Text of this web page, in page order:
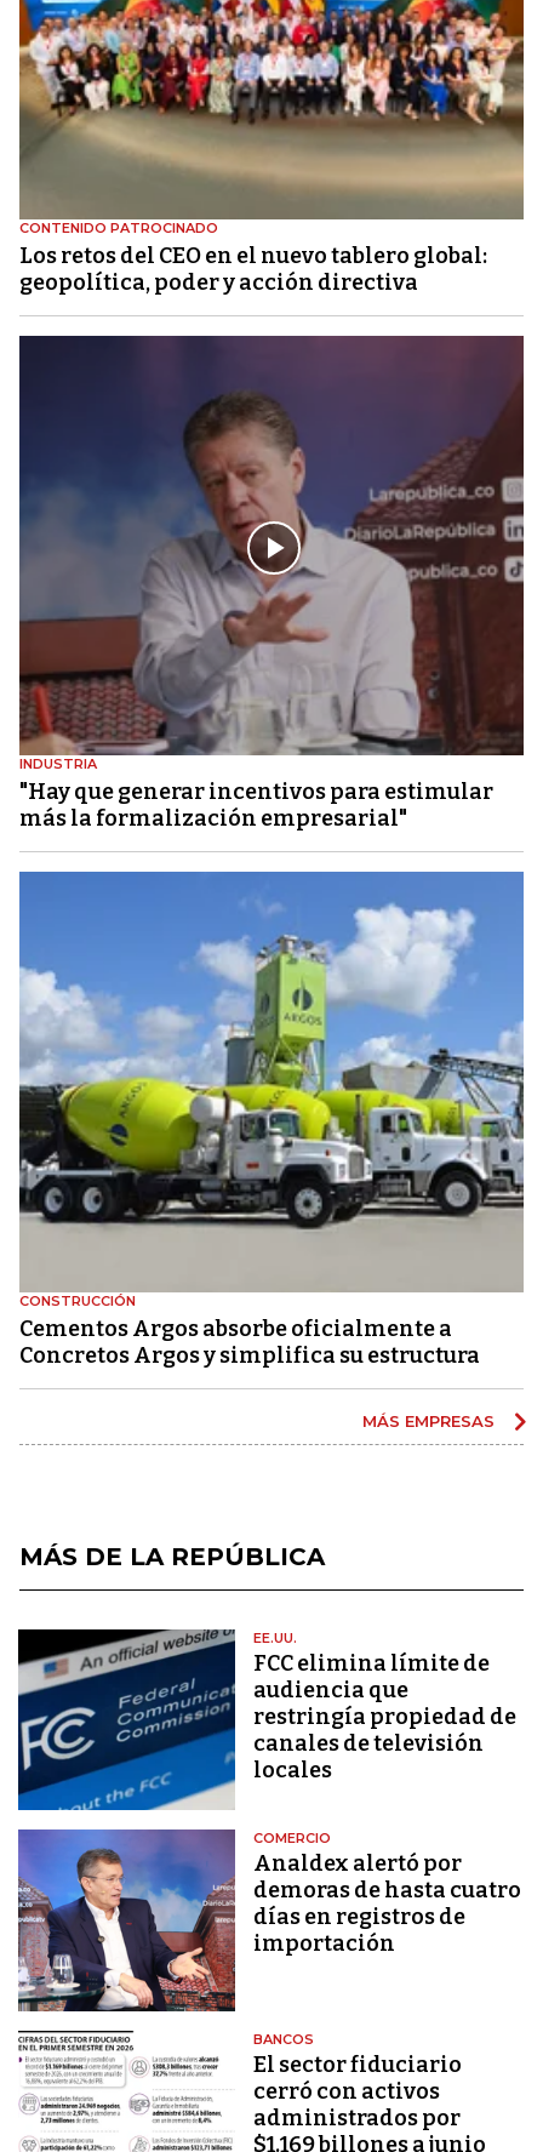
CONTENIDO PATROCINADO
Los retos del CEO en el nuevo tablero global:
geopolítica, poder y acción directiva
INDUSTRIA
"Hay que generar incentivos para estimular
más la formalización empresarial"
CONSTRUCCIÓN
Cementos Argos absorbe oficialmente a
Concretos Argos y simplifica su estructura
MÁS EMPRESAS
MÁS DE LA REPÚBLICA
EE.UU.
FCC elimina límite de
audiencia que
restringía propiedad de
canales de televisión
locales
COMERCIO
Analdex alertó por
demoras de hasta cuatro
días en registros de
importación
BANCOS
El sector fiduciario
cerró con activos
administrados por
$1.169 billones a junio